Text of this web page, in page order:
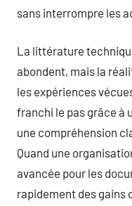
sans interrompre les
La littérature
abondent, mais la
les expériences
franchi le pas grâce à
une compréhension
Quand une
avancée pour les
rapidement des gains